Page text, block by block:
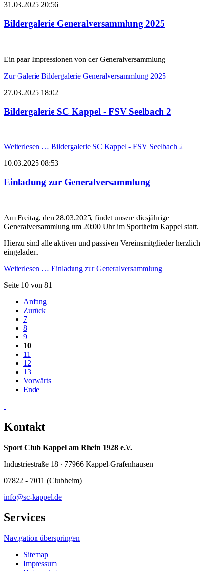
31.03.2025 20:56
Bildergalerie Generalversammlung 2025
Ein paar Impressionen von der Generalversammlung
Zur Galerie Bildergalerie Generalversammlung 2025
27.03.2025 18:02
Bildergalerie SC Kappel - FSV Seelbach 2
Weiterlesen … Bildergalerie SC Kappel - FSV Seelbach 2
10.03.2025 08:53
Einladung zur Generalversammlung
Am Freitag, den 28.03.2025, findet unsere diesjährige
Generalversammlung um 20:00 Uhr im Sportheim Kappel statt.
Hierzu sind alle aktiven und passiven Vereinsmitglieder herzlich
eingeladen.
Weiterlesen … Einladung zur Generalversammlung
Seite 10 von 81
Anfang
Zurück
7
8
9
10
11
12
13
Vorwärts
Ende
Kontakt
Sport Club Kappel am Rhein 1928 e.V.
Industriestraße 18 ∙ 77966 Kappel-Grafenhausen
07822 - 7011 (Clubheim)
info@sc-kappel.de
Services
Navigation überspringen
Sitemap
Impressum